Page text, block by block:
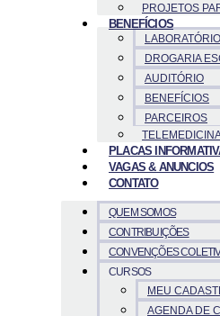
PROJETOS
BENEFÍCIOS
DROGARIA
AUDITÓRIO
BENEFÍCIOS
PARCEIROS
PLACAS
VAGAS & ANUNCIOS
CONTATO
QUEM SOMOS
CONTRIBUIÇÕES
CONVENÇÕES
CURSOS
MEU
AGENDA DE